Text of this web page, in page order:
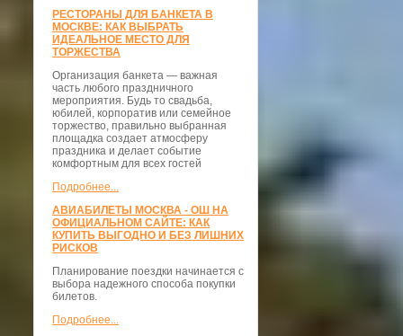
РЕСТОРАНЫ ДЛЯ БАНКЕТА В
МОСКВЕ: КАК ВЫБРАТЬ
ИДЕАЛЬНОЕ МЕСТО ДЛЯ
ТОРЖЕСТВА
Организация банкета — важная
часть любого праздничного
мероприятия. Будь то свадьба,
юбилей, корпоратив или семейное
торжество, правильно выбранная
площадка создает атмосферу
праздника и делает событие
комфортным для всех гостей
Подробнее...
АВИАБИЛЕТЫ МОСКВА - ОШ НА
ОФИЦИАЛЬНОМ САЙТЕ: КАК
КУПИТЬ ВЫГОДНО И БЕЗ ЛИШНИХ
РИСКОВ
Планирование поездки начинается с
выбора надежного способа покупки
билетов.
Подробнее...